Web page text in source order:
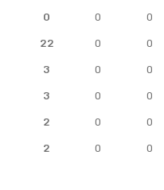
0 0
0
22 0
0
3 0
0
3 0
0
2 0
0
2 0 0